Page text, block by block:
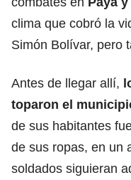
clima que cobró la
Simón Bolívar, pero
Antes de llegar allí,
toparon el
de sus habitantes
de sus ropas, en un
soldados siguieran